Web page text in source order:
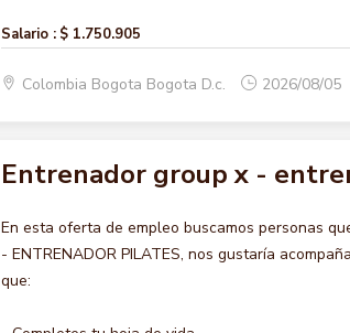
Salario : $ 1.750.905
Colombia Bogota Bogota D.c. 2026/08/05
Entrenador group x -
En esta oferta de empleo buscamos personas
- ENTRENADOR PILATES, nos gustaría
que: